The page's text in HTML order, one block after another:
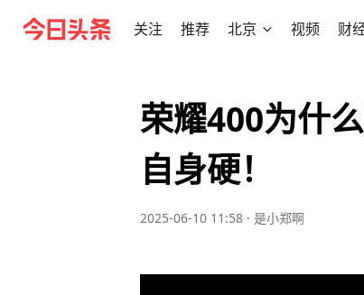
关注 推荐 北京 视频 财
荣耀400为什
自身硬！
2025-06-10 11:58 · 是小郑啊